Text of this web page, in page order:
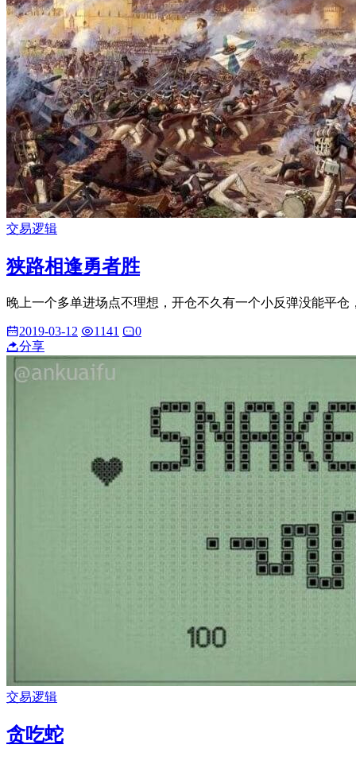
交易逻辑
狭路相逢勇者胜
晚上一个多单进场点不理想，开仓不久有一个小反弹没能平
2019-03-12 1141
0
分享
交易逻辑
贪吃蛇